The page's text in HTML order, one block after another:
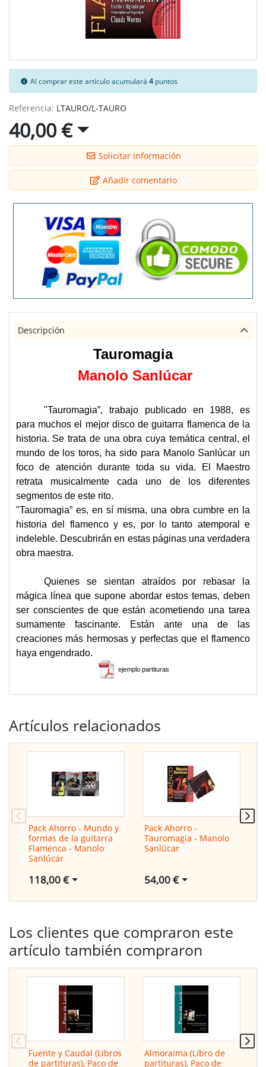
Al comprar este artículo acumulará4 puntos
Referencia: LTAURO/L-TAURO
40,00 €
Solicitar información
Añadir comentario
Descripción
Tauromagia
Manolo Sanlúcar
"Tauromagia”, trabajo publicado en 1988, es
para muchos el mejor disco de guitarra flamenca de la
historia. Se trata de una obra cuya temática central, el
mundo de los toros, ha sido para Manolo Sanlúcar un
foco de atención durante toda su vida. El Maestro
retrata musicalmente cada uno de los diferentes
segmentos de este rito.
"Tauromagia” es, en sí misma, una obra cumbre en la
historia del flamenco y es, por lo tanto atemporal e
indeleble. Descubrirán en estas páginas una verdadera
obra maestra.
Quienes se sientan atraídos por rebasar la
mágica línea que supone abordar estos temas, deben
ser conscientes de que están acometiendo una tarea
sumamente fascinante. Están ante una de las
creaciones más hermosas y perfectas que el flamenco
haya engendrado.
ejemplo partituras
Artículos relacionados
Pack Ahorro - Mundo y
formas de la guitarra
Flamenca - Manolo
Sanlúcar
118,00 €
Pack Ahorro -
Tauromagia - Manolo
Sanlúcar
54,00 €
Los clientes que compraron este
artículo también compraron
Fuente y Caudal (Libros
de partituras), Paco de
Almoraima (Libro de
partituras), Paco de